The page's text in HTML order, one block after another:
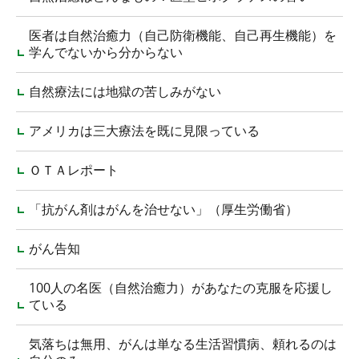
医者は自然治癒力（自己防衛機能、自己再生機能）を
学んでないから分からない
自然療法には地獄の苦しみがない
アメリカは三大療法を既に見限っている
ＯＴＡレポート
「抗がん剤はがんを治せない」（厚生労働省）
がん告知
100人の名医（自然治癒力）があなたの克服を応援し
ている
気落ちは無用、がんは単なる生活習慣病、頼れるのは